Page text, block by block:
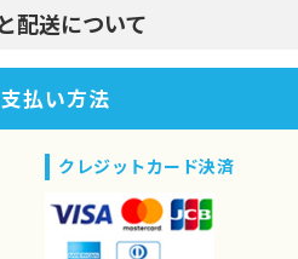
配送について
払い方法
クレジットカード決済